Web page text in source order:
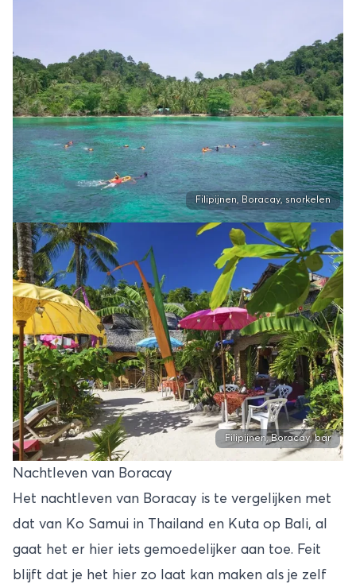
Filipijnen, Boracay, snorkelen
Filipijnen, Boracay, bar
Nachtleven van Boracay
Het nachtleven van Boracay is te vergelijken met
dat van Ko Samui in Thailand en Kuta op Bali, al
gaat het er hier iets gemoedelijker aan toe. Feit
blijft dat je het hier zo laat kan maken als je zelf